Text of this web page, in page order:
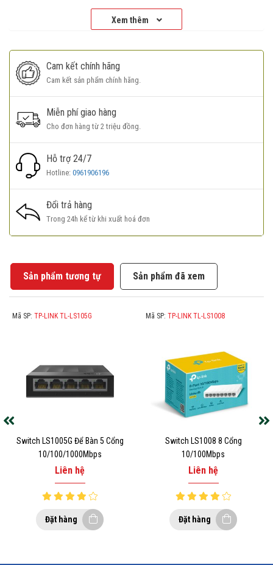
Xem thêm
Cắm và sử dụng, không yêu cầu cấu hình
Cam kết chính hãng
Cam kết sản phẩm chính hãng.
Miễn phí giao hàng
Cho đơn hàng từ 2 triệu đồng.
Hỗ trợ 24/7
Hotline: 0961906196
Đổi trả hàng
Trong 24h kể từ khi xuất hoá đơn
Sản phẩm tương tự Sản phẩm đã xem
Mã SP: TP-LINK TL-LS105G
Switch LS1005G Để Bàn 5 Cổng
10/100/1000Mbps
Liên hệ
Đặt hàng
Mã SP: TP-LINK TL-LS1008
Switch LS1008 8 Cổng
10/100Mbps
Liên hệ
Đặt hàng